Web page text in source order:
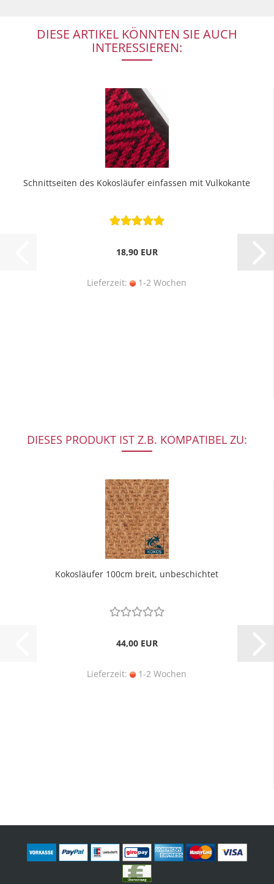
DIESE ARTIKEL KÖNNTEN SIE AUCH
INTERESSIEREN:
Schnittseiten des Kokosläufer einfassen mit Vulkokante
18,90 EUR
Lieferzeit: 1-2 Wochen
DIESES PRODUKT IST Z.B. KOMPATIBEL ZU:
Kokosläufer 100cm breit, unbeschichtet
44,00 EUR
Lieferzeit: 1-2 Wochen